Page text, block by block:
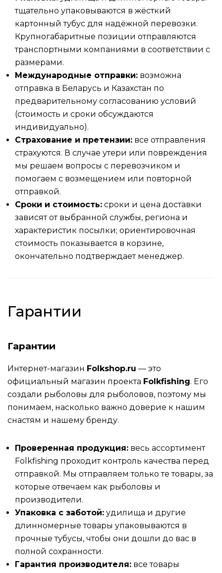
тщательно упаковываются в жёсткий
картонный тубус для надёжной перевозки.
Крупногабаритные позиции отправляются
транспортными компаниями в соответствии с
размерами.
Международные отправки: возможна
отправка в Беларусь и Казахстан по
предварительному согласованию условий
(стоимость и сроки обсуждаются
индивидуально).
Страхование и претензии: все отправления
страхуются. В случае утери или повреждения
мы решаем вопросы с перевозчиком и
помогаем с возмещением или повторной
отправкой.
Сроки и стоимость: сроки и цена доставки
зависят от выбранной службы, региона и
характеристик посылки; ориентировочная
стоимость показывается в корзине,
окончательно подтверждает менеджер.
Гарантии
Гарантии
Интернет-магазин Folkshop.ru — это
официальный магазин проекта Folkfishing. Его
создали рыболовы для рыболовов, поэтому мы
понимаем, насколько важно доверие к нашим
снастям и нашему бренду.
Проверенная продукция: весь ассортимент
Folkfishing проходит контроль качества перед
отправкой. Мы отправляем только те товары, за
которые отвечаем как рыболовы и
производители.
Упаковка с заботой: удилища и другие
длинномерные товары упаковываются в
прочные тубусы, чтобы они дошли до вас в
полной сохранности.
Гарантия производителя: все товары